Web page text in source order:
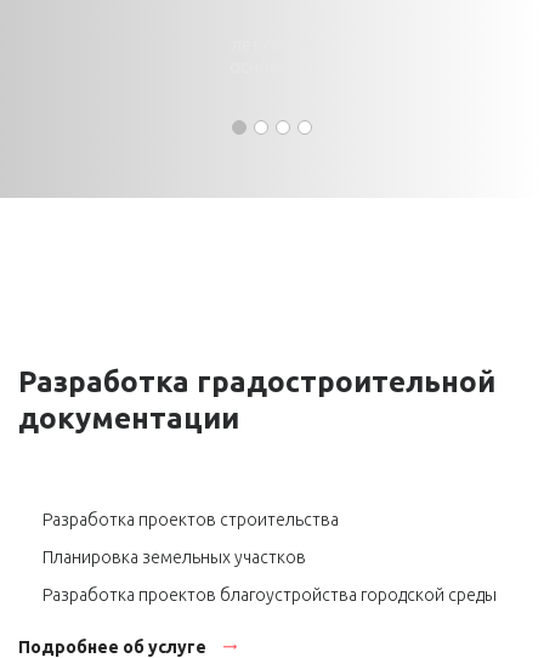
Разработка градостроительной
документации
Разработка проектов строительства
Планировка земельных участков
Разработка проектов благоустройства городской среды
Подробнее об услуге